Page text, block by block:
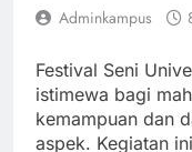
Adminkampus
Festival Seni
istimewa bagi
kemampuan dan
aspek. Kegiatan